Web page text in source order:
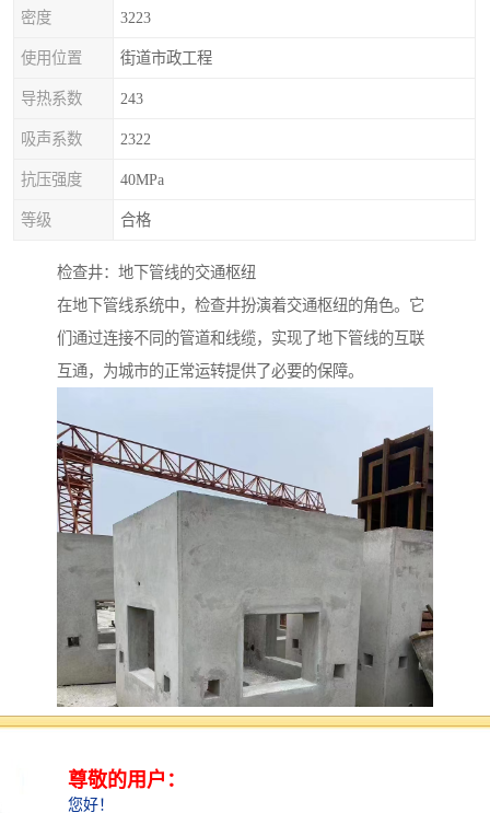
密度 3223
使用位置 街道市政工程
导热系数 243
吸声系数 2322
抗压强度 40MPa
等级 合格
检查井：地下管线的交通枢纽
在地下管线系统中，检查井扮演着交通枢纽的角色。它
们通过连接不同的管道和线缆，实现了地下管线的互联
互通，为城市的正常运转提供了必要的保障。